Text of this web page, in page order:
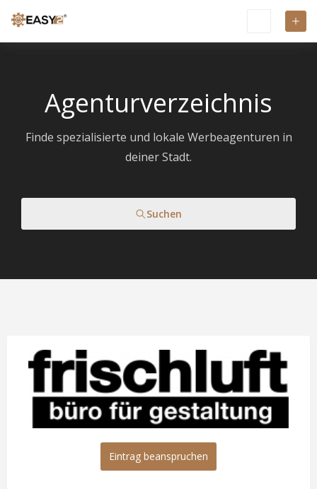
Agenturverzeichnis
Finde spezialisierte und lokale Werbeagenturen in
deiner Stadt.
Suchen
Eintrag beanspruchen